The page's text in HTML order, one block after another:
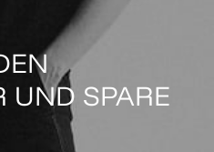
UND SPARE